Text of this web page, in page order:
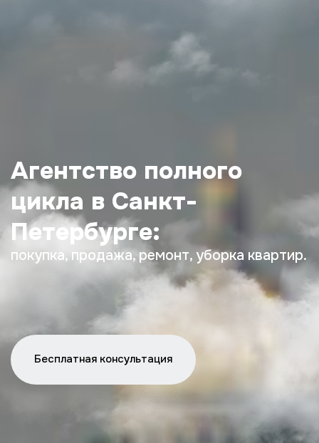
Агентство полного
цикла в Санкт-
Петербурге:
покупка, продажа, ремонт, уборка квартир.
Бесплатная консультация